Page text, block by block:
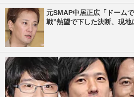
元SMAP中居正広「ドーム
戦”熱望で下した決断、現地